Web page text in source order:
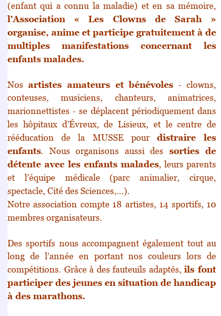
(enfant qui a connu la maladie) et en sa mémoire,
l’Association « Les Clowns de Sarah »
organise, anime et participe gratuitement à de
multiples manifestations concernant les
enfants malades.
Nos artistes amateurs et bénévoles - clowns,
conteuses, musiciens, chanteurs, animatrices,
marionnettistes - se déplacent périodiquement dans
les hôpitaux d’Évreux, de Lisieux, et le centre de
rééducation de la MUSSE pour distraireles
enfants. Nous organisons aussi des sorties de
détente avec les enfants malades, leurs parents
et l’équipe médicale (parc animalier, cirque,
spectacle, Cité des Sciences,…).
Notre association compte 18 artistes, 14 sportifs, 10
membres organisateurs.
Des sportifs nous accompagnent également tout au
long de l’année en portant nos couleurs lors de
compétitions. Grâce à des fauteuils adaptés,ils font
participer des jeunes en situation de handicap
à des marathons.